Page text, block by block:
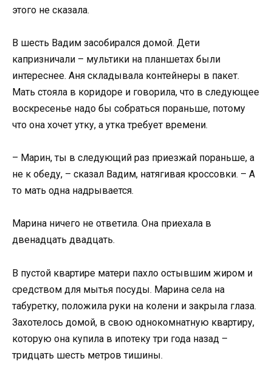
этого не сказала.
В шесть Вадим засобирался домой. Дети
капризничали – мультики на планшетах были
интереснее. Аня складывала контейнеры в пакет.
Мать стояла в коридоре и говорила, что в следующее
воскресенье надо бы собраться пораньше, потому
что она хочет утку, а утка требует времени.
– Марин, ты в следующий раз приезжай пораньше, а
не к обеду, – сказал Вадим, натягивая кроссовки. – А
то мать одна надрывается.
Марина ничего не ответила. Она приехала в
двенадцать двадцать.
В пустой квартире матери пахло остывшим жиром и
средством для мытья посуды. Марина села на
табуретку, положила руки на колени и закрыла глаза.
Захотелось домой, в свою однокомнатную квартиру,
которую она купила в ипотеку три года назад –
тридцать шесть метров тишины.